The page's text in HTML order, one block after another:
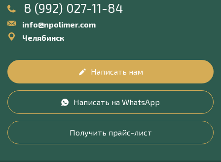
8 (992) 027-11-84
info@npolimer.com
Челябинск
Написать нам
Написать на WhatsApp
Получить прайс-лист